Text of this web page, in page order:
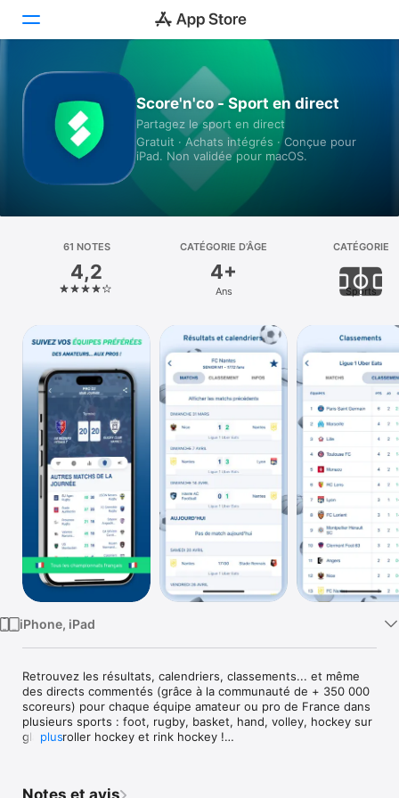
Aujourd’hui
Jeux
Apps
Plateforme
iPhone
iPad
Vision
Score'n'co - Sport en direct
Partagez le sport en direct
Gratuit · Achats intégrés · Conçue pour
iPad. Non validée pour macOS.
61 NOTES
4,2
CATÉGORIE D’ÂGE
4+
Ans
CATÉGORIE
Sports
iPhone, iPad
Retrouvez les résultats, calendriers, classements... et même
des directs commentés (grâce à la communauté de + 350 000
scoreurs) pour chaque équipe amateur ou pro de France dans
plusieurs sports : foot, rugby, basket, hand, volley, hockey sur
glacer, roller hockey et rink hockey !
plus
Notes et avis